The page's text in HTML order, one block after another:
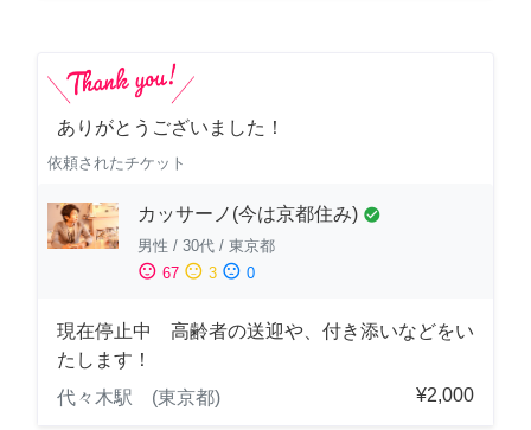
ありがとうございました！
依頼されたチケット
カッサーノ(今は京都住み) check_circle
男性 / 30代 / 東京都
sentiment_satisfied 67 sentiment_neutral 3 sentiment_dissatisfied 0
現在停止中 高齢者の送迎や、付き添いなどをい
たします！
代々木駅 (東京都)
¥2,000